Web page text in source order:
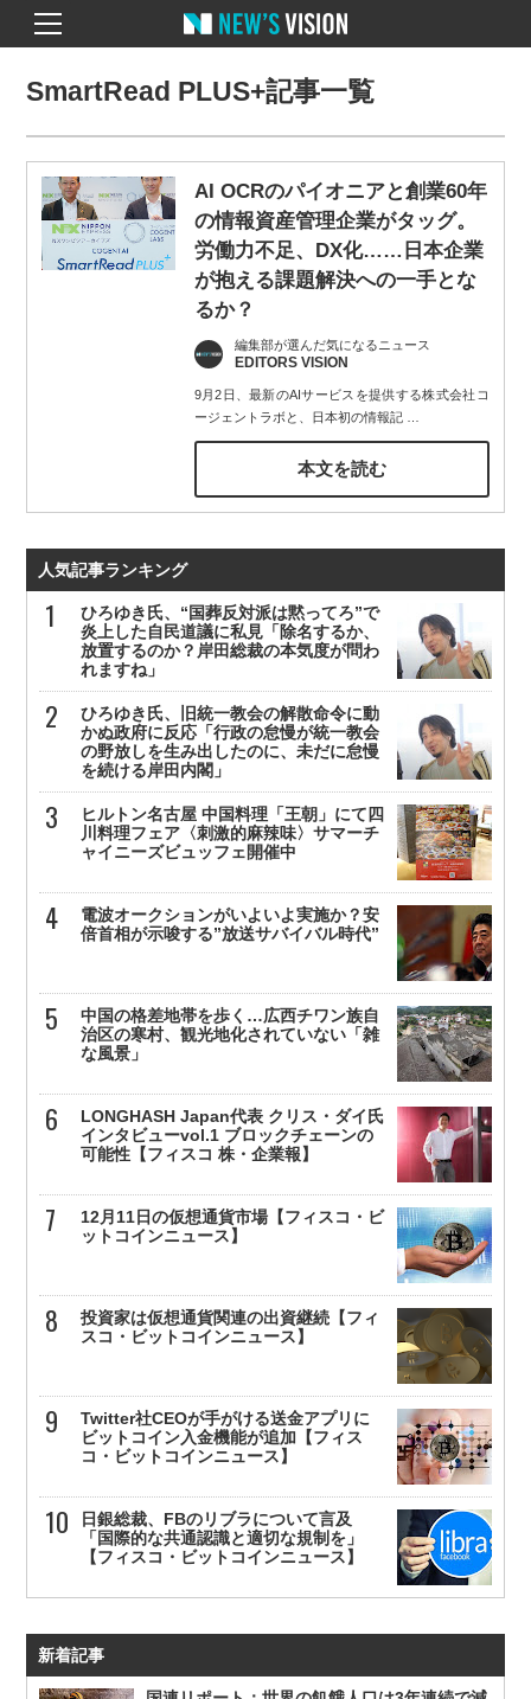
SmartRead PLUS+記事一覧
AI OCRのパイオニアと創業60年
の情報資産管理企業がタッグ。
労働力不足、DX化……日本企業
が抱える課題解決への一手とな
るか？
編集部が選んだ気になるニュース
EDITORS VISION
9月2日、最新のAIサービスを提供する株式会社コ
ージェントラボと、日本初の情報記…
本文を読む
人気記事ランキング
ひろゆき氏、“国葬反対派は黙ってろ”で
炎上した自民道議に私見「除名するか、
放置するのか？岸田総裁の本気度が問わ
れますね」
ひろゆき氏、旧統一教会の解散命令に動
かぬ政府に反応「行政の怠慢が統一教会
の野放しを生み出したのに、未だに怠慢
を続ける岸田内閣」
ヒルトン名古屋 中国料理「王朝」にて四
川料理フェア〈刺激的麻辣味〉サマーチ
ャイニーズビュッフェ開催中
電波オークションがいよいよ実施か？安
倍首相が示唆する”放送サバイバル時代”
中国の格差地帯を歩く…広西チワン族自
治区の寒村、観光地化されていない「雑
な風景」
LONGHASH Japan代表 クリス・ダイ氏
インタビューvol.1 ブロックチェーンの
可能性【フィスコ 株・企業報】
12月11日の仮想通貨市場【フィスコ・ビ
ットコインニュース】
投資家は仮想通貨関連の出資継続【フィ
スコ・ビットコインニュース】
Twitter社CEOが手がける送金アプリに
ビットコイン入金機能が追加【フィス
コ・ビットコインニュース】
日銀総裁、FBのリブラについて言及
「国際的な共通認識と適切な規制を」
【フィスコ・ビットコインニュース】
新着記事